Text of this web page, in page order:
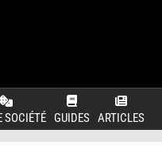
SOCIÉTÉ GUIDES ARTICLES